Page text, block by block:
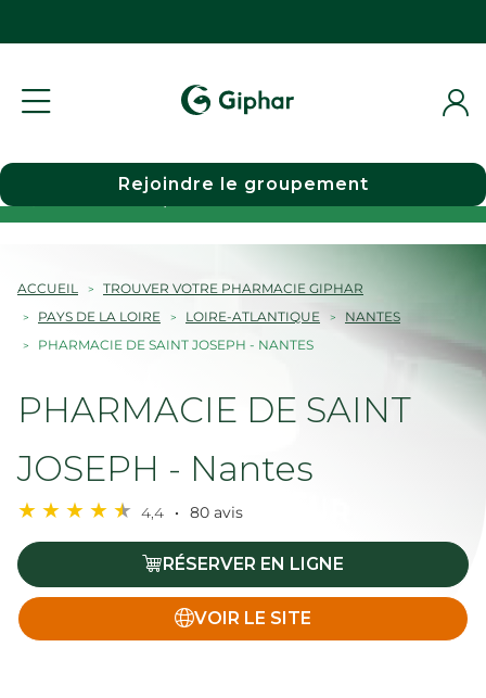
Choisir une pharmacie
Rejoindre le groupement
ACCUEIL
TROUVER VOTRE PHARMACIE GIPHAR
PAYS DE LA LOIRE
LOIRE-ATLANTIQUE
NANTES
PHARMACIE DE SAINT JOSEPH - NANTES
PHARMACIE DE SAINT
JOSEPH - Nantes
4,4 80 avis
RÉSERVER EN LIGNE
VOIR LE SITE